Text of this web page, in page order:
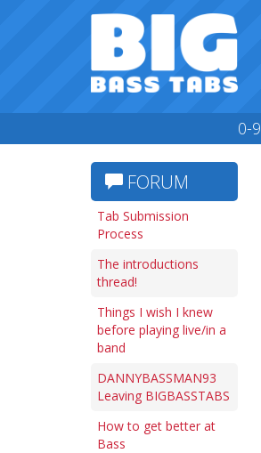
0-9
FORUM
Tab Submission
Process
The introductions
thread!
Things I wish I knew
before playing live/in a
band
DANNYBASSMAN93
Leaving BIGBASSTABS
How to get better at
Bass